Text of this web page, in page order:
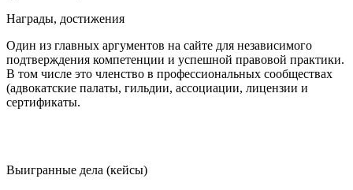
Награды, достижения
Один из главных аргументов на сайте для независимого
подтверждения компетенции и успешной правовой практики.
В том числе это членство в профессиональных сообществах
(адвокатские палаты, гильдии, ассоциации, лицензии и
сертификаты.
Выигранные дела (кейсы)